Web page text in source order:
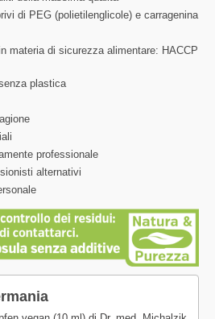
di PEG (polietilenglicole) e carragenina
materia di sicurezza alimentare: HACCP
plastica
professionale
alternativi